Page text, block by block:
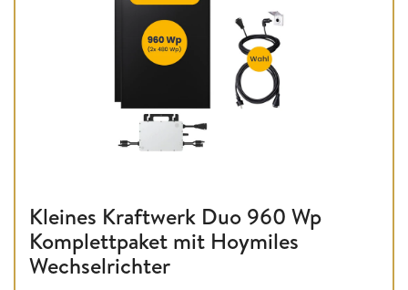
Kleines Kraftwerk Duo 960 Wp
Komplettpaket mit Hoymiles
Wechselrichter